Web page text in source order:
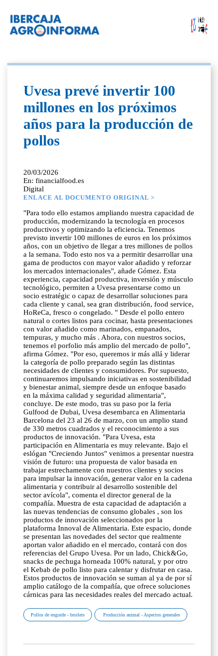
Uvesa prevé invertir 100
millones en los próximos
años para la producción de
pollos
20/03/2026
En: financialfood.es
Digital
ENLACE AL DOCUMENTO ORIGINAL >
"Para todo ello estamos ampliando nuestra capacidad de
producción, modernizando la tecnología en procesos
productivos y optimizando la eficiencia. Tenemos
previsto invertir 100 millones de euros en los próximos
años, con un objetivo de llegar a tres millones de pollos
a la semana. Todo esto nos va a permitir desarrollar una
gama de productos con mayor valor añadido y reforzar
los mercados internacionales", añade Gómez. Esta
experiencia, capacidad productiva, inversión y músculo
tecnológico, permiten a Uvesa presentarse como un
socio estratégic o capaz de desarrollar soluciones para
cada cliente y canal, sea gran distribución, food service,
HoReCa, fresco o congelado. " Desde el pollo entero
natural o cortes listos para cocinar, hasta presentaciones
con valor añadido como marinados, empanados,
tempuras, y mucho más . Ahora, con nuestros socios,
tenemos el porfolio más amplio del mercado de pollo",
afirma Gómez. "Por eso, queremos ir más allá y liderar
la categoría de pollo preparado según las distintas
necesidades de clientes y consumidores. Por supuesto,
continuaremos impulsando iniciativas en sostenibilidad
y bienestar animal, siempre desde un enfoque basado
en la máxima calidad y seguridad alimentaria",
concluye. De este modo, tras su paso por la feria
Gulfood de Dubai, Uvesa desembarca en Alimentaria
Barcelona del 23 al 26 de marzo, con un amplio stand
de 330 metros cuadrados y el reconocimiento a sus
productos de innovación. "Para Uvesa, esta
participación en Alimentaria es muy relevante. Bajo el
eslógan "Creciendo Juntos" venimos a presentar nuestra
visión de futuro: una propuesta de valor basada en
trabajar estrechamente con nuestros clientes y socios
para impulsar la innovación, generar valor en la cadena
alimentaria y contribuir al desarrollo sostenible del
sector avícola", comenta el director general de la
compañía. Muestra de esta capacidad de adaptación a
las nuevas tendencias de consumo globales , son los
productos de innovación seleccionados por la
plataforma Innoval de Alimentaria. Este espacio, donde
se presentan las novedades del sector que realmente
aportan valor añadido en el mercado, contará con dos
referencias del Grupo Uvesa. Por un lado, Chick&Go,
snacks de pechuga horneada 100% natural, y por otro
el Kebab de pollo listo para calentar y disfrutar en casa.
Estos productos de innovación se suman al ya de por sí
amplio catálogo de la compañía, que ofrece soluciones
cárnicas para las necesidades reales del mercado actual.
Pollos de engorde - broilers Producción animal - Aspectos generales